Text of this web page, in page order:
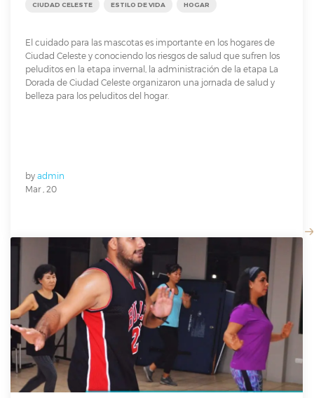
CIUDAD CELESTE ESTILO DE VIDA HOGAR
El cuidado para las mascotas es importante en los hogares de
Ciudad Celeste y conociendo los riesgos de salud que sufren los
peluditos en la etapa invernal, la administración de la etapa La
Dorada de Ciudad Celeste organizaron una jornada de salud y
belleza para los peluditos del hogar.
by admin
Mar , 20